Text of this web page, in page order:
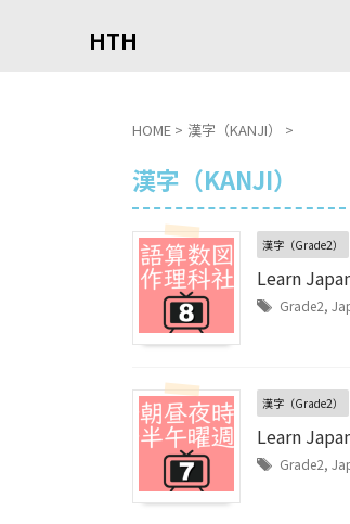
HTH
HOME > 漢字（KANJI） >
漢字（KANJI）
漢字（Grade2）
Learn
Grade2,
漢字（Grade2）
Learn
Grade2,